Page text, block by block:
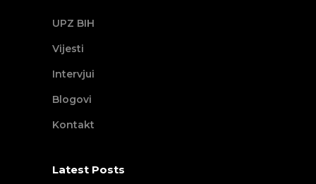
UPZ BIH
Vijesti
Intervjui
Blogovi
Kontakt
Latest Posts